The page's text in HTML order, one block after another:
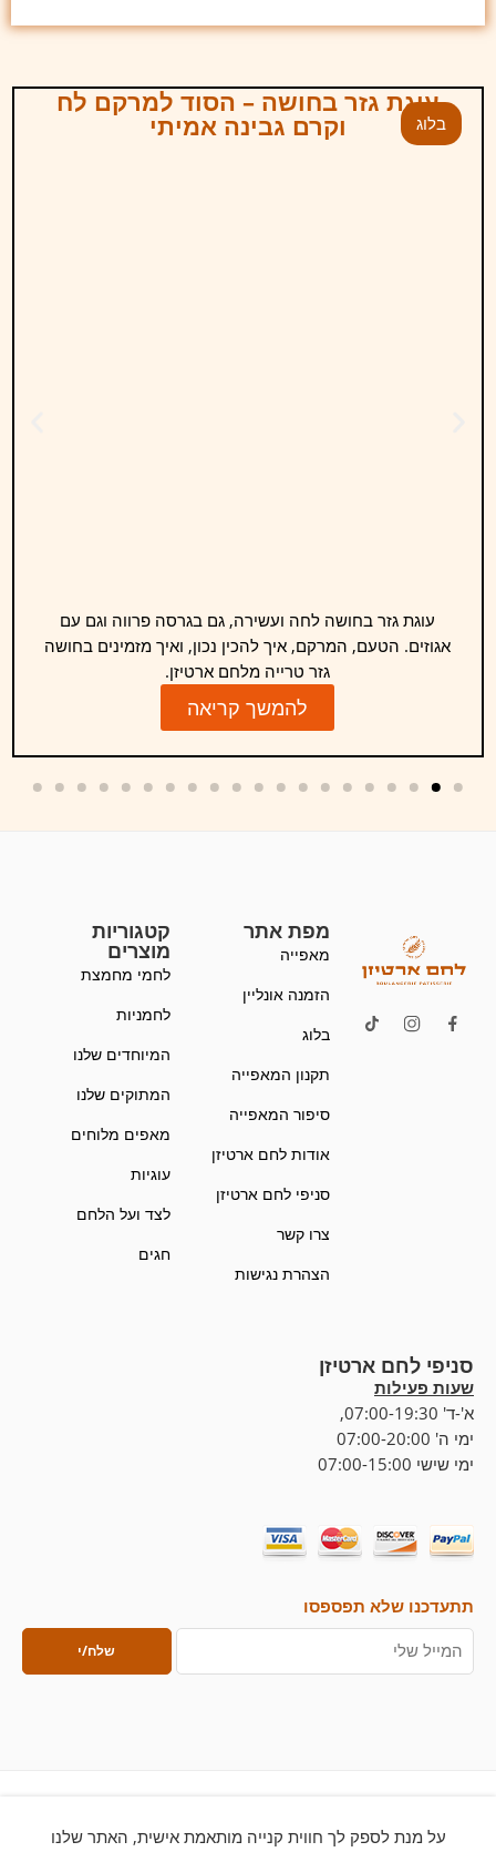
בלוג
עוגת גזר בחושה – הסוד למרקם לח
וקרם גבינה אמיתי
עוגת גזר בחושה לחה ועשירה, גם בגרסה פרווה וגם עם
אגוזים. הטעם, המרקם, איך להכין נכון, ואיך מזמינים בחושה
גזר טרייה מלחם ארטיזן.
להמשך קריאה
מפת אתר
מאפייה
הזמנה אונליין
בלוג
תקנון המאפייה
סיפור המאפייה
אודות לחם ארטיזן
סניפי לחם ארטיזן
צרו קשר
הצהרת נגישות
קטגוריות
מוצרים
לחמי מחמצת
לחמניות
המיוחדים שלנו
המתוקים שלנו
מאפים מלוחים
עוגיות
לצד ועל הלחם
חגים
סניפי לחם ארטיזן
שעות פעילות
א'-ד' 07:00-19:30,
ימי ה' 07:00-20:00
ימי שישי 07:00-15:00
תתעדכנו שלא תפספסו
© 2026 – כל הזכויות שמורות ללחם ארטיזן
על מנת לספק לך חווית קנייה מותאמת אישית, האתר שלנו